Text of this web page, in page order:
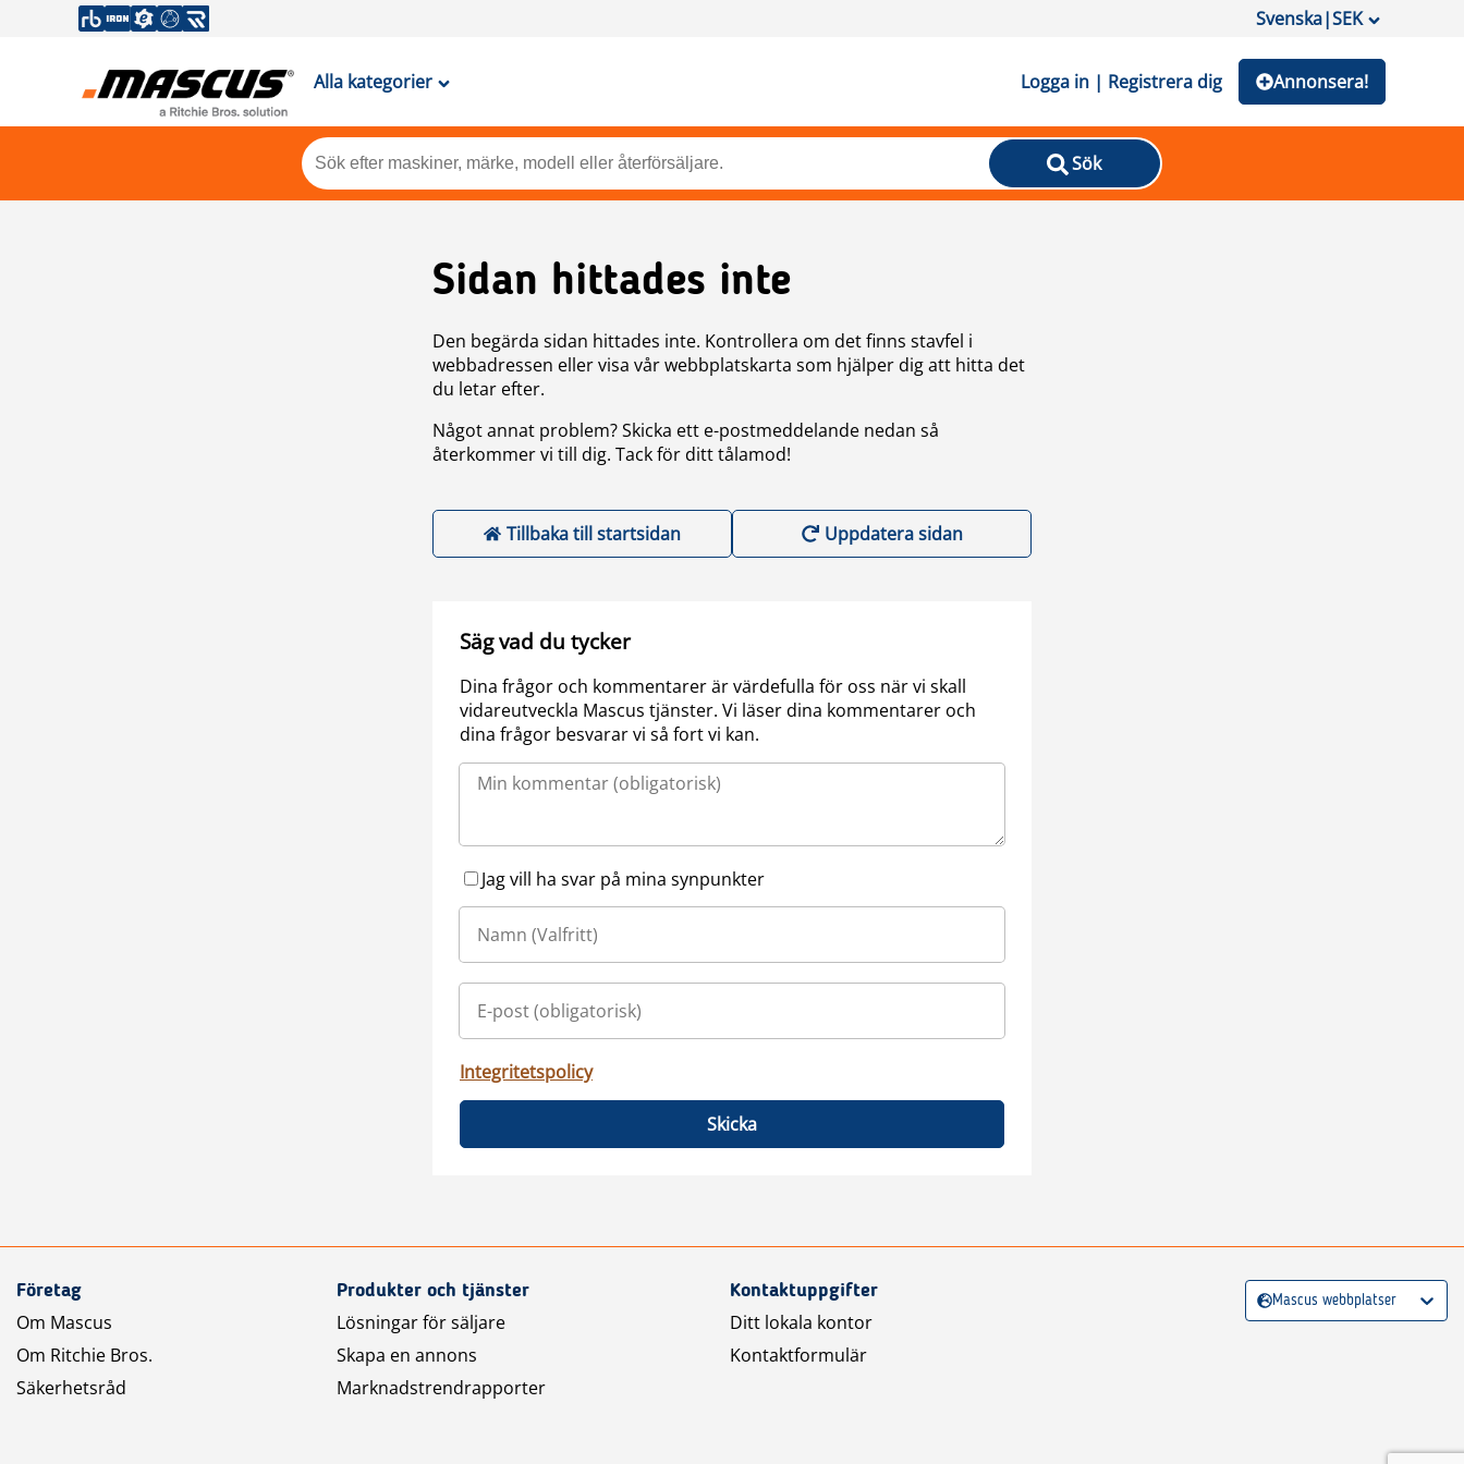
Svenska|SEK
Alla kategorier Logga in | Registrera dig Annonsera!
Sök
Sidan hittades inte
Den begärda sidan hittades inte. Kontrollera om det finns stavfel i
webbadressen eller visa vår webbplatskarta som hjälper dig att hitta det
du letar efter.
Något annat problem? Skicka ett e-postmeddelande nedan så
återkommer vi till dig. Tack för ditt tålamod!
Tillbaka till startsidan Uppdatera sidan
Säg vad du tycker
Dina frågor och kommentarer är värdefulla för oss när vi skall
vidareutveckla Mascus tjänster. Vi läser dina kommentarer och
dina frågor besvarar vi så fort vi kan.
Jag vill ha svar på mina synpunkter
Integritetspolicy
Skicka
Företag
Om Mascus
Om Ritchie Bros.
Säkerhetsråd
Produkter och tjänster
Lösningar för säljare
Skapa en annons
Marknadstrendrapporter
Kontaktuppgifter
Ditt lokala kontor
Kontaktformulär
Mascus webbplatser